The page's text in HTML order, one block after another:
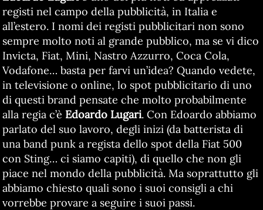
registi nel campo della pubblicità, in Italia e
all’estero. I nomi dei registi pubblicitari non sono
sempre molto noti al grande pubblico, ma se vi dico
Invicta, Fiat, Mini, Nastro Azzurro, Coca Cola,
Vodafone… basta per farvi un’idea? Quando vedete,
in televisione o online, lo spot pubblicitario di uno
di questi brand pensate che molto probabilmente
alla regia c’è Edoardo Lugari. Con Edoardo abbiamo
parlato del suo lavoro, degli inizi (da batterista di
una band punk a regista dello spot della Fiat 500
con Sting… ci siamo capiti), di quello che non gli
piace nel mondo della pubblicità. Ma soprattutto gli
abbiamo chiesto quali sono i suoi consigli a chi
vorrebbe provare a seguire i suoi passi.